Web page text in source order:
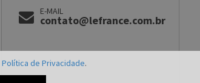
Política de Privacidade.
E-MAIL
contato@lefrance.com.br